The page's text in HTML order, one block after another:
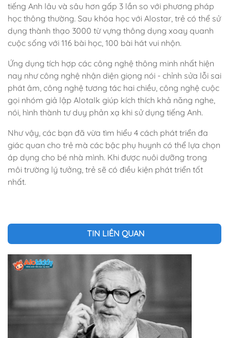
tiếng Anh lâu và sâu hơn gấp 3 lần so với phương pháp
học thông thường. Sau khóa học với Alostar, trẻ có thể sử
dụng thành thạo 3000 từ vựng thông dụng xoay quanh
cuộc sống với 116 bài học, 100 bài hát vui nhộn.
Ứng dụng tích hợp các công nghệ thông minh nhất hiện
nay như công nghệ nhận diện giọng nói - chỉnh sửa lỗi sai
phát âm, công nghệ tương tác hai chiều, công nghệ cuộc
gọi nhóm giả lập Alotalk giúp kích thích khả năng nghe,
nói, hình thành tư duy phản xạ khi sử dụng tiếng Anh.
Như vậy, các bạn đã vừa tìm hiểu 4 cách phát triển đa
giác quan cho trẻ mà các bậc phụ huynh có thể lựa chọn
áp dụng cho bé nhà mình. Khi được nuôi dưỡng trong
môi trường lý tưởng, trẻ sẽ có điều kiện phát triển tốt
nhất.
TIN LIÊN QUAN